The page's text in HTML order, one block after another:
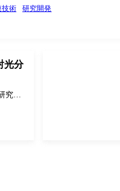
技術
研究開発
光分
究開
子線